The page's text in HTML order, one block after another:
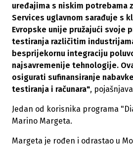
uređajima s niskim potrebama
Services uglavnom sarađuje s
Evropske unije pružajući svoje
testiranja različitim
besprijekornu integraciju
najsavremenije tehnologije.
osigurati sufinansiranje
testiranja i računara",
Jedan od korisnika programa
Marino Margeta.
Margeta je rođen i odrastao u